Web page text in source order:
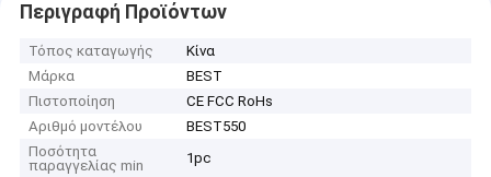
Περιγραφή Προϊόντων
Τόπος καταγωγής
Κίνα
Μάρκα
BEST
Πιστοποίηση
CE FCC RoHs
Αριθμό μοντέλου
BEST550
Ποσότητα
παραγγελίας min
1pc